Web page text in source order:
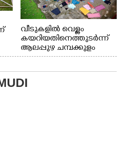
വീടുകളിൽ വെള്ളം
കയറിയതിനെത്തുടർന്ന്
ആലപ്പുഴ ചമ്പക്കുളം
ഫാദർ തോമസ്
സ്കൂളിലെ ദുരിതാശ്വാസ
ക്യാമ്പിലെത്തിയവർ മഴ